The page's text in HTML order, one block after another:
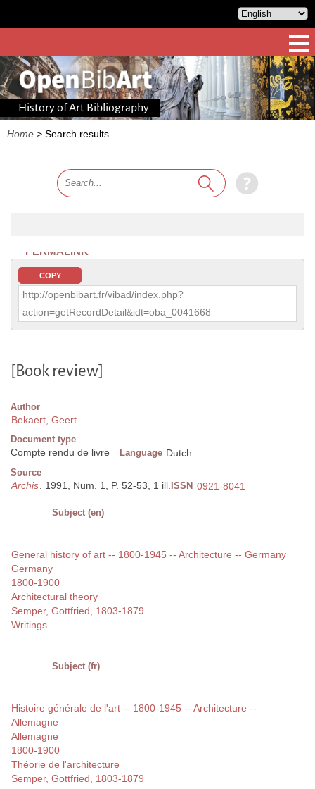
History of Art Bibliography
Home > Search results
PERMALINK
COPY
http://openbibart.fr/vibad/index.php?
action=getRecordDetail&idt=oba_0041668
[Book review]
Author
Bekaert, Geert
Document type
Compte rendu de livre Language Dutch
Source
Archis. 1991, Num. 1, P. 52-53, 1 ill. ISSN 0921-8041
Subject (en)
General history of art -- 1800-1945 -- Architecture -- Germany
Germany
1800-1900
Architectural theory
Semper, Gottfried, 1803-1879
Writings
Subject (fr)
Histoire générale de l'art -- 1800-1945 -- Architecture --
Allemagne
Allemagne
1800-1900
Théorie de l'architecture
Semper, Gottfried, 1803-1879